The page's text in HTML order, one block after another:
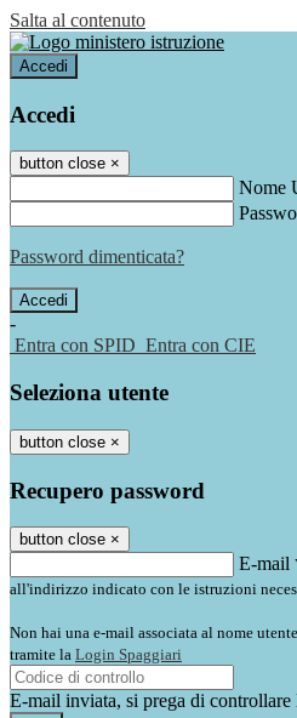
Salta al contenuto
Accedi
Accedi
button close ×
Nome
Password dimenticata?
-
Entra con SPID Entra con CIE
Seleziona utente
button close ×
Recupero password
button close ×
E-mail
all'indirizzo indicato con le istruzioni
Non hai una e-mail associata al nome
tramite la Login Spaggiari
E-mail inviata, si prega di controllare